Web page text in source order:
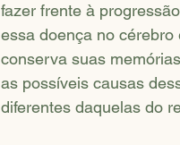
fazer frente à
essa doença no
conserva suas
as possíveis causas
diferentes daquelas do